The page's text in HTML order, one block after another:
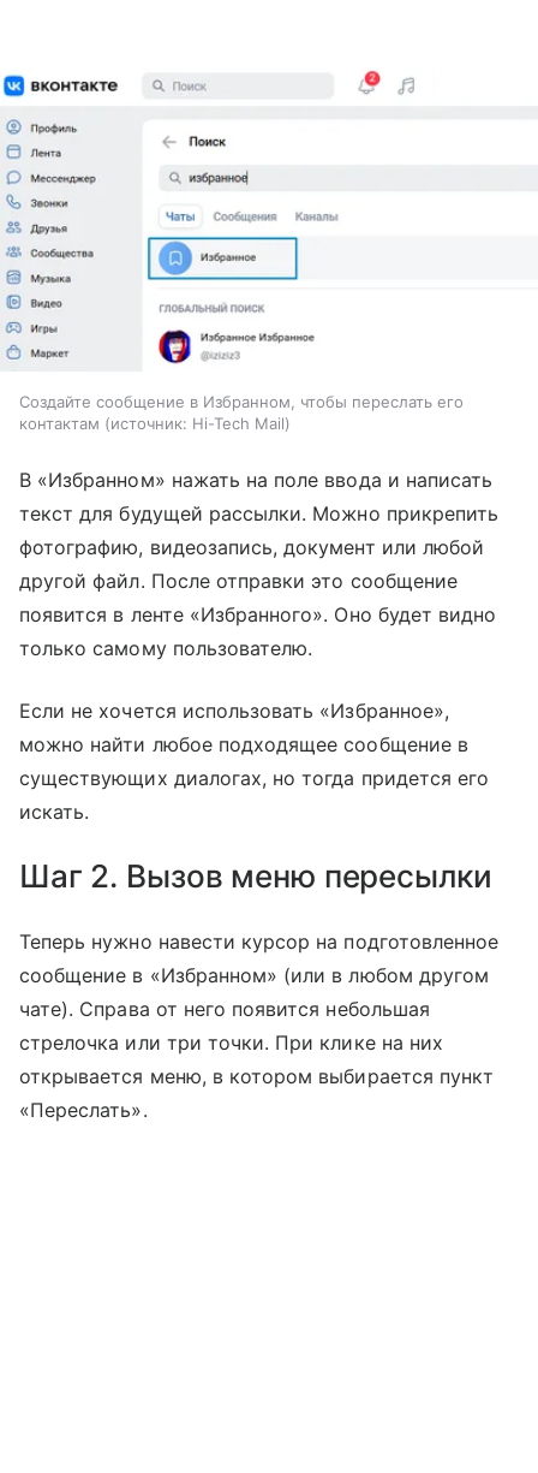
Создайте сообщение в Избранном, чтобы переслать его
контактам
источник: Hi-Tech Mail
В «Избранном» нажать на поле ввода и написать
текст для будущей рассылки. Можно прикрепить
фотографию, видеозапись, документ или любой
другой файл. После отправки это сообщение
появится в ленте «Избранного». Оно будет видно
только самому пользователю.
Если не хочется использовать «Избранное»,
можно найти любое подходящее сообщение в
существующих диалогах, но тогда придется его
искать.
Шаг 2. Вызов меню пересылки
Теперь нужно навести курсор на подготовленное
сообщение в «Избранном» (или в любом другом
чате). Справа от него появится небольшая
стрелочка или три точки. При клике на них
открывается меню, в котором выбирается пункт
«Переслать».